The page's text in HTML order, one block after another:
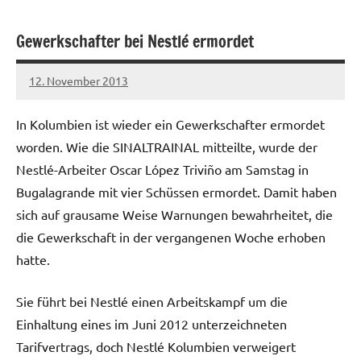
Gewerkschafter bei Nestlé ermordet
12. November 2013
admin
In Kolumbien ist wieder ein Gewerkschafter ermordet
worden. Wie die SINALTRAINAL mitteilte, wurde der
Nestlé-Arbeiter Oscar López Triviño am Samstag in
Bugalagrande mit vier Schüssen ermordet. Damit haben
sich auf grausame Weise Warnungen bewahrheitet, die
die Gewerkschaft in der vergangenen Woche erhoben
hatte.
Sie führt bei Nestlé einen Arbeitskampf um die
Einhaltung eines im Juni 2012 unterzeichneten
Tarifvertrags, doch Nestlé Kolumbien verweigert